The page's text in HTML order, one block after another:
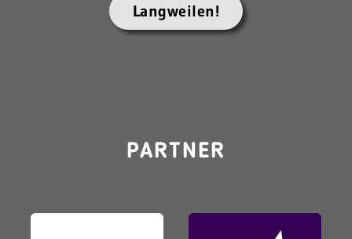
Langweilen!
PARTNER